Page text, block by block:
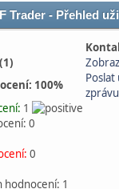
Trader - Přehled
100%
1
0
0
hodnocení: 1